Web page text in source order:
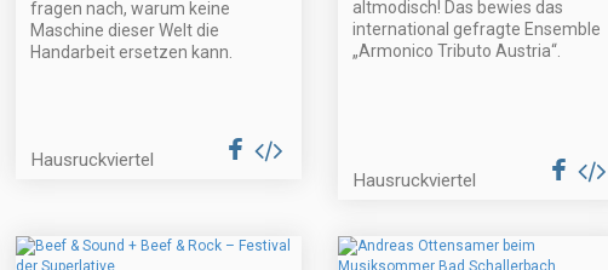
fragen nach, warum keine
Maschine dieser Welt die
Handarbeit ersetzen kann.
Hausruckviertel
altmodisch! Das bewies das
international gefragte Ensemble
„Armonico Tributo Austria“.
Hausruckviertel